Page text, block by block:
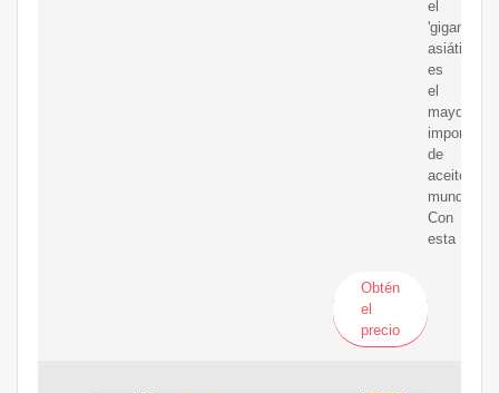
el
'gigante
asiático'
es
el
mayor
importador
de
aceitedel
mundo.
Con
esta
Obtén
el
precio